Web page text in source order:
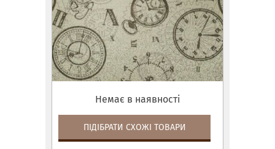
Немає в наявності
ПІДІБРАТИ СХОЖІ ТОВАРИ